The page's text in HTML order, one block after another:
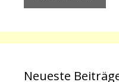
Neueste